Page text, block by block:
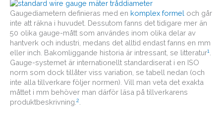
Gaugediametern definieras med en komplex formel och går
inte att räkna i huvudet. Dessutom fanns det tidigare mer än
50 olika gauge-mått som användes inom olika delar av
hantverk och industri, medans det alltid endast fanns en mm
eller inch. Bakomliggande historia är intressant, se litteratur1.
Gauge-systemet är internationellt standardiserat i en ISO
norm som dock tillåter viss variation, se tabell nedan (och
inte alla tillverkare följer normen). Vill man veta det exakta
måttet i mm behöver man därför läsa på tillverkarens
produktbeskrivning.2.